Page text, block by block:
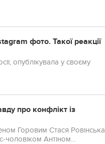
фото. Такої реакції
опублікувала у своєму
про конфлікт із
Горовим Стася Ровінська
чоловіком Антіном